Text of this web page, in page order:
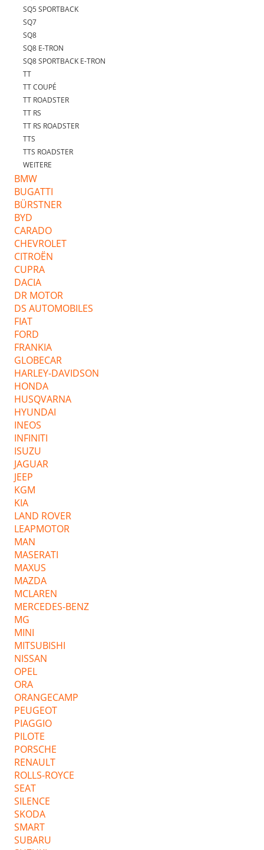
SQ5 SPORTBACK
SQ7
SQ8
SQ8 E-TRON
SQ8 SPORTBACK E-TRON
TT
TT COUPÉ
TT ROADSTER
TT RS
TT RS ROADSTER
TTS
TTS ROADSTER
WEITERE
BMW
BUGATTI
BÜRSTNER
BYD
CARADO
CHEVROLET
CITROËN
CUPRA
DACIA
DR MOTOR
DS AUTOMOBILES
FIAT
FORD
FRANKIA
GLOBECAR
HARLEY-DAVIDSON
HONDA
HUSQVARNA
HYUNDAI
INEOS
INFINITI
ISUZU
JAGUAR
JEEP
KGM
KIA
LAND ROVER
LEAPMOTOR
MAN
MASERATI
MAXUS
MAZDA
MCLAREN
MERCEDES-BENZ
MG
MINI
MITSUBISHI
NISSAN
OPEL
ORA
ORANGECAMP
PEUGEOT
PIAGGIO
PILOTE
PORSCHE
RENAULT
ROLLS-ROYCE
SEAT
SILENCE
SKODA
SMART
SUBARU